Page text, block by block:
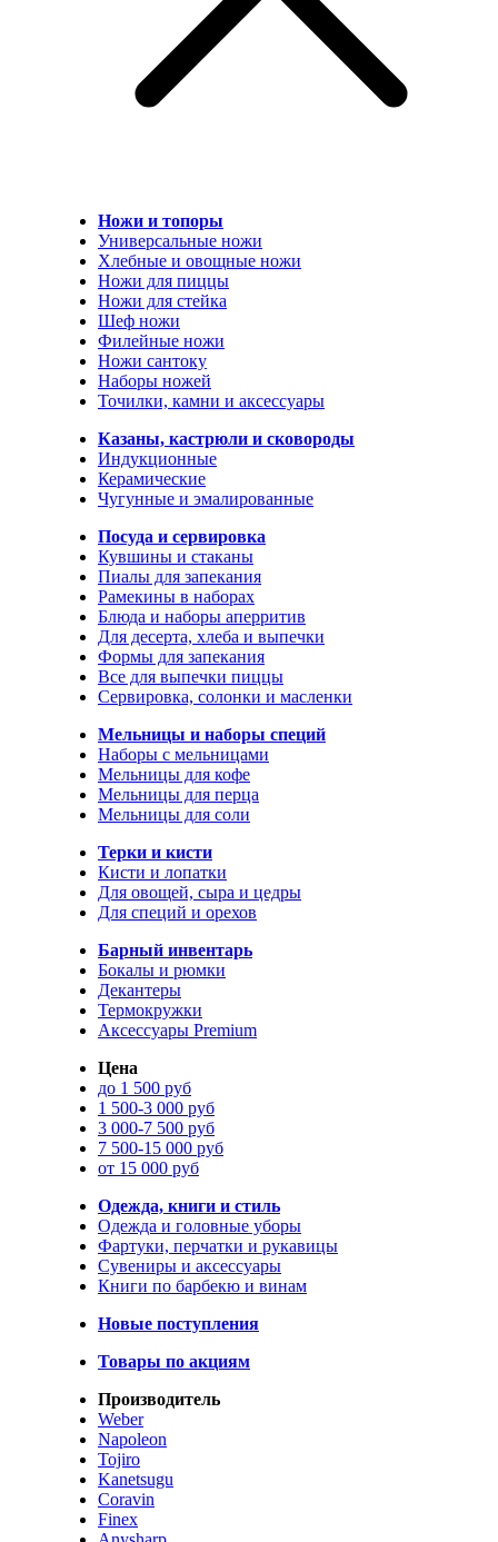
Ножи и топоры
Универсальные ножи
Хлебные и овощные ножи
Ножи для пиццы
Ножи для стейка
Шеф ножи
Филейные ножи
Ножи сантоку
Наборы ножей
Точилки, камни и аксессуары
Казаны, кастрюли и сковороды
Индукционные
Керамические
Чугунные и эмалированные
Посуда и сервировка
Кувшины и стаканы
Пиалы для запекания
Рамекины в наборах
Блюда и наборы аперритив
Для десерта, хлеба и выпечки
Формы для запекания
Все для выпечки пиццы
Сервировка, солонки и масленки
Мельницы и наборы специй
Наборы с мельницами
Мельницы для кофе
Мельницы для перца
Мельницы для соли
Терки и кисти
Кисти и лопатки
Для овощей, сыра и цедры
Для специй и орехов
Барный инвентарь
Бокалы и рюмки
Декантеры
Термокружки
Аксессуары Premium
Цена
до 1 500 руб
1 500-3 000 руб
3 000-7 500 руб
7 500-15 000 руб
от 15 000 руб
Одежда, книги и стиль
Одежда и головные уборы
Фартуки, перчатки и рукавицы
Сувениры и аксессуары
Книги по барбекю и винам
Новые поступления
Товары по акциям
Производитель
Weber
Napoleon
Tojiro
Kanetsugu
Coravin
Finex